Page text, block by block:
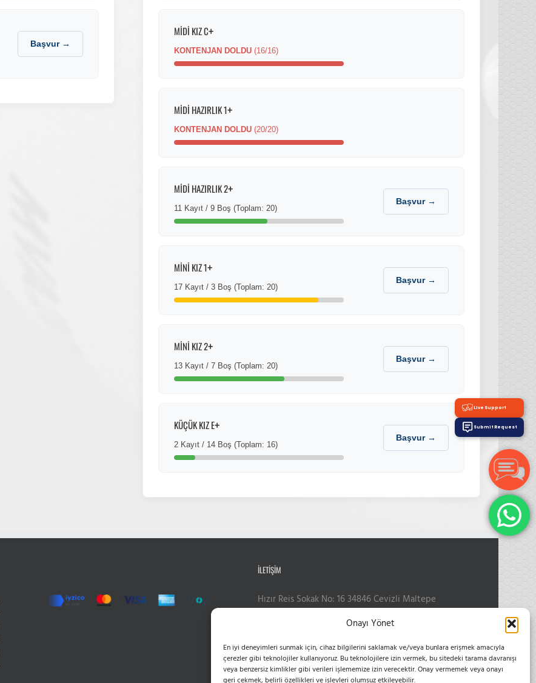
Onayı Yönet
En iyi deneyimleri sunmak için, cihaz bilgilerini saklamak ve/veya bunlara erişmek amacıyla
çerezler gibi teknolojiler kullanıyoruz. Bu teknolojilere izin vermek, bu sitedeki tarama davranışı
veya benzersiz kimlikler gibi verileri işlememize izin verecektir. Onay vermemek veya onayı
geri çekmek, belirli özellikleri ve işlevleri olumsuz etkileyebilir.
Başvur →
MİDİ KIZ C+
KONTENJAN DOLDU (16/16)
MİDİ HAZIRLIK 1+
KONTENJAN DOLDU (20/20)
MİDİ HAZIRLIK 2+
11 Kayıt / 9 Boş (Toplam: 20)
Başvur →
MİNİ KIZ 1+
17 Kayıt / 3 Boş (Toplam: 20)
Başvur →
MİNİ KIZ 2+
13 Kayıt / 7 Boş (Toplam: 20)
Başvur →
KÜÇÜK KIZ E+
2 Kayıt / 14 Boş (Toplam: 16)
Başvur →
İLETIŞIM
Hızır Reis Sokak No: 16 34846 Cevizli Maltepe
Phone:0216 399 10 50
0555 654 61 83
Web:esvoleybol.com
Live Support
Submit Request